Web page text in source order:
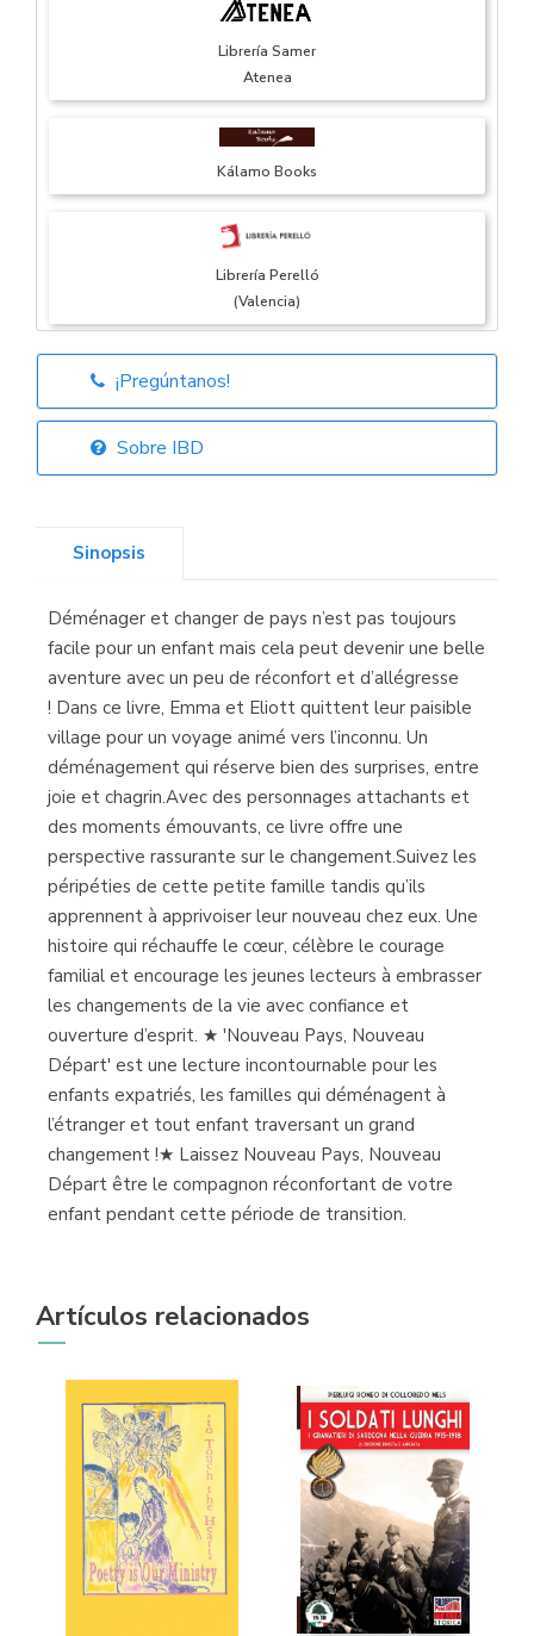
Librería Samer
Atenea
Kálamo Books
Librería Perelló
(Valencia)
Librería Elías
Librería Proteo
(Málaga)
¡Pregúntanos!
Sobre IBD
Sinopsis
Déménager et changer de pays n’est pas toujours
facile pour un enfant mais cela peut devenir une belle
aventure avec un peu de réconfort et d’allégresse
! Dans ce livre, Emma et Eliott quittent leur paisible
village pour un voyage animé vers l’inconnu. Un
déménagement qui réserve bien des surprises, entre
joie et chagrin.Avec des personnages attachants et
des moments émouvants, ce livre offre une
perspective rassurante sur le changement.Suivez les
péripéties de cette petite famille tandis qu’ils
apprennent à apprivoiser leur nouveau chez eux. Une
histoire qui réchauffe le cœur, célèbre le courage
familial et encourage les jeunes lecteurs à embrasser
les changements de la vie avec confiance et
ouverture d’esprit. ★ 'Nouveau Pays, Nouveau
Départ' est une lecture incontournable pour les
enfants expatriés, les familles qui déménagent à
l’étranger et tout enfant traversant un grand
changement !★ Laissez Nouveau Pays, Nouveau
Départ être le compagnon réconfortant de votre
enfant pendant cette période de transition.
Artículos relacionados